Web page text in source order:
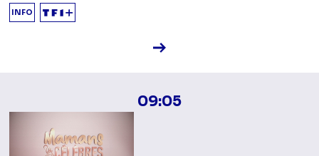
INFO
Voir la fiche diffusion
09:05